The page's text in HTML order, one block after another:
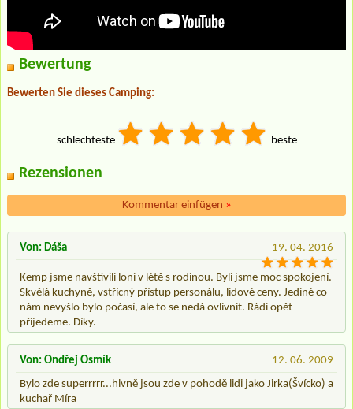
Bewertung
Bewerten Sie dieses Camping:
schlechteste beste
Rezensionen
Kommentar einfügen »
19. 04. 2016
Von: Dáša
Kemp jsme navštívili loni v létě s rodinou. Byli jsme moc spokojení.
Skvělá kuchyně, vstřícný přístup personálu, lidové ceny. Jediné co
nám nevyšlo bylo počasí, ale to se nedá ovlivnit. Rádi opět
přijedeme. Díky.
12. 06. 2009
Von: Ondřej Osmík
Bylo zde superrrrr...hlvně jsou zde v pohodě lidi jako Jirka(Švícko) a
kuchař Míra